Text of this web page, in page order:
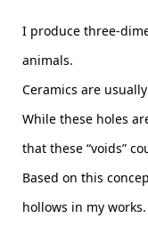
I produce three-
animals.
Ceramics are
While these holes
that these “voids”
Based on this
hollows in my works.